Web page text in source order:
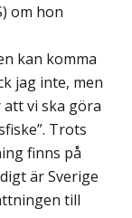
om hon
kan komma
jag inte, men
vi ska göra
Trots
finns på
är Sverige
till